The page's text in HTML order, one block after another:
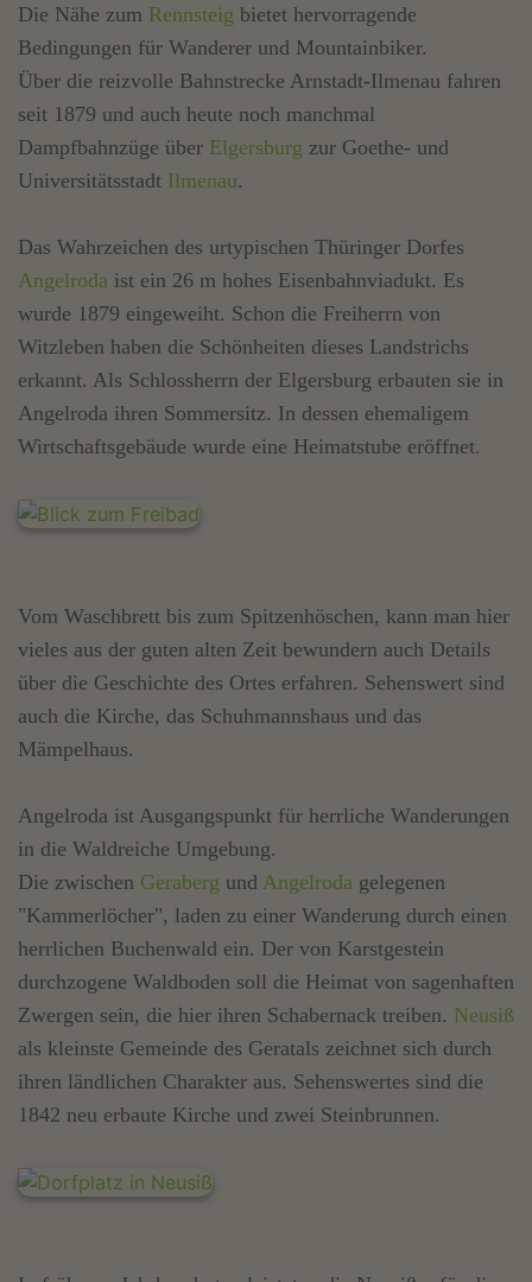
Die Nähe zum Rennsteig bietet hervorragende
Bedingungen für Wanderer und Mountainbiker.
Über die reizvolle Bahnstrecke Arnstadt-Ilmenau fahren
seit 1879 und auch heute noch manchmal
Dampfbahnzüge über Elgersburg zur Goethe- und
Universitätsstadt Ilmenau.
Das Wahrzeichen des urtypischen Thüringer Dorfes
Angelroda ist ein 26 m hohes Eisenbahnviadukt. Es
wurde 1879 eingeweiht. Schon die Freiherrn von
Witzleben haben die Schönheiten dieses Landstrichs
erkannt. Als Schlossherrn der Elgersburg erbauten sie in
Angelroda ihren Sommersitz. In dessen ehemaligem
Wirtschaftsgebäude wurde eine Heimatstube eröffnet.
Vom Waschbrett bis zum Spitzenhöschen, kann man hier
vieles aus der guten alten Zeit bewundern auch Details
über die Geschichte des Ortes erfahren. Sehenswert sind
auch die Kirche, das Schuhmannshaus und das
Mämpelhaus.
Angelroda ist Ausgangspunkt für herrliche Wanderungen
in die Waldreiche Umgebung.
Die zwischen Geraberg und Angelroda gelegenen
"Kammerlöcher", laden zu einer Wanderung durch einen
herrlichen Buchenwald ein. Der von Karstgestein
durchzogene Waldboden soll die Heimat von sagenhaften
Zwergen sein, die hier ihren Schabernack treiben. Neusiß
als kleinste Gemeinde des Geratals zeichnet sich durch
ihren ländlichen Charakter aus. Sehenswertes sind die
1842 neu erbaute Kirche und zwei Steinbrunnen.